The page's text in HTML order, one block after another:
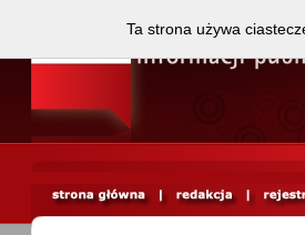
Ta strona używa